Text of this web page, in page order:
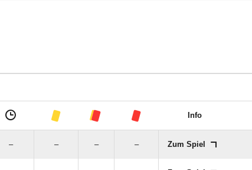
Info
– – – – Zum Spiel